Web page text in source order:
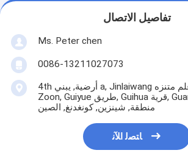
تفاصيل الاتصال
Ms. Peter chen
0086-13211027073
4th أرضية, يبني a, Jinlaiwang علم متنزه, Jiayi Industril
Zoon, Guiyue طريق, Guihua قرية, Guanlan مدينة, Baoan
منطقة, شينزين, كونغدنغ, الصين
ﺎﺘﺼﻟ ﺍﻶﻧ